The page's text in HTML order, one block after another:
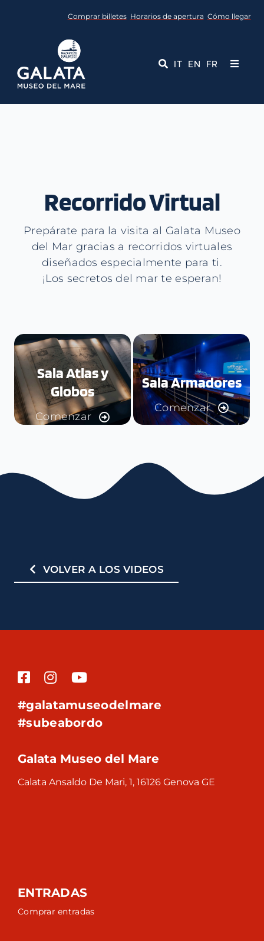
Comprar billetes Horarios de apertura Cómo llegar
IT EN FR
Toggle
Contactos
Recorrido Virtual
Prepárate para la visita al Galata Museo
del Mar gracias a recorridos virtuales
diseñados especialmente para ti.
¡Los secretos del mar te esperan!
Sala Atlas y
Globos
Comenzar
Sala Armadores
Comenzar
VOLVER A LOS VIDEOS
#galatamuseodelmare
#subeabordo
Galata Museo del Mare
Calata Ansaldo De Mari, 1, 16126 Genova GE
ENTRADAS
Comprar entradas